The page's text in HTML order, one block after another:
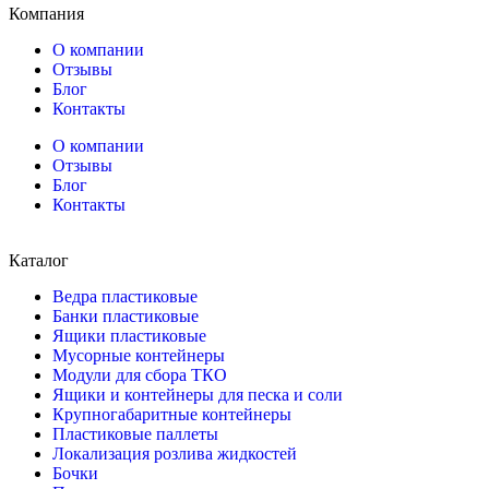
Компания
О компании
Отзывы
Блог
Контакты
О компании
Отзывы
Блог
Контакты
Каталог
Ведра пластиковые
Банки пластиковые
Ящики пластиковые
Мусорные контейнеры
Модули для сбора ТКО
Ящики и контейнеры для песка и соли
Крупногабаритные контейнеры
Пластиковые паллеты
Локализация розлива жидкостей
Бочки